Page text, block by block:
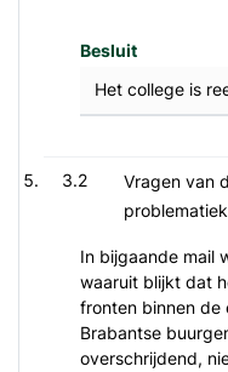
Besluit
Het college is
3.2
Vragen van
In bijgaande mail
waaruit blijkt dat
fronten binnen de
Brabantse
overschrijdend,